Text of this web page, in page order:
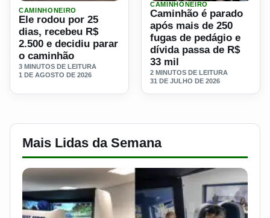
Ler materia: Ele rodou por 25 dias, recebeu R$ 2.500 e
CAMINHONEIRO
Ele rodou por 25
dias, recebeu R$
2.500 e decidiu parar
o caminhão
3 MINUTOS DE LEITURA
1 DE AGOSTO DE 2026
Ler materia: Caminhão é
CAMINHONEIRO
Caminhão é parado
após mais de 250
fugas de pedágio e
dívida passa de R$
33 mil
2 MINUTOS DE LEITURA
31 DE JULHO DE 2026
Mais Lidas da Semana